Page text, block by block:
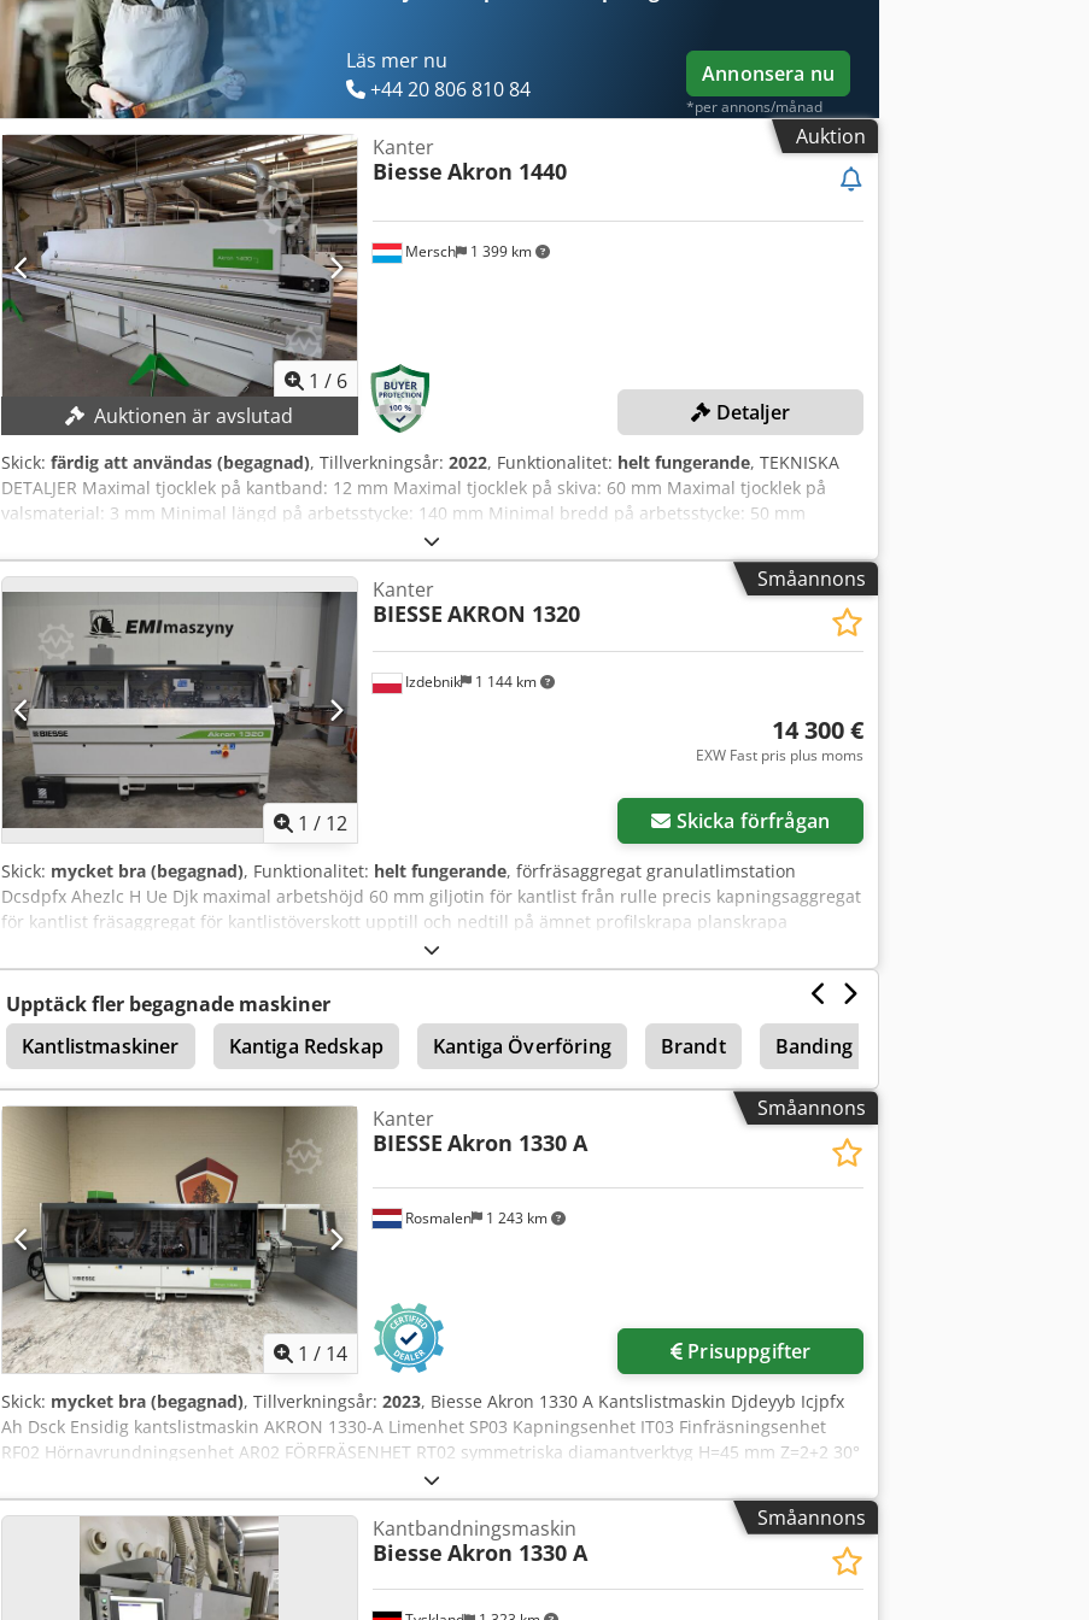
Läs mer nu
+44 20 806 810 84
Annonsera nu
*per annons/månad
Auktion
1 / 6
Auktionen är avslutad
Mersch 1 399 km
Kanter
Biesse Akron 1440
Detaljer
Skick: färdig att användas (begagnad), Tillverkningsår: 2022, Funktionalitet: helt fungerande, TEKNISKA
DETALJER Maximal tjocklek på kantband: 12 mm Maximal tjocklek på skiva: 60 mm Maximal tjocklek på
valsmaterial: 3 mm Minimal längd på arbetsstycke: 140 mm Minimal bredd på arbetsstycke: 50 mm
Matningshastighet: 12–18 m/min Matningshastighet: steglös Höjdjustering: motorstyrd Limningssystem:
granulat Limbehållare: ovanifrån Kapsågaggregat: 2 motorer Hörnkopieringsaggregat: 2 motorer
Kant-/radie-/fasningsstationer: 1 Utförande: vänstergående maskin MASKINDETALJER Styrsystem: BIESSE
SMART TOUCH 23" Total anslutningseffekt: 13 kW Dodjzktquspfx Ah Djck Mått och vikt Maskinlängd: 5 610
mm Vikt: ca 2 250 kg UTRUSTNING Övertryck med rem Snabbytbyteslimbehållare Lämplig för PUR-lim
Listmagasin Sprayanordning Fräsningsaggregat för sammanfogning Förvärmningszon Tryckzon: NC-styrd
Profilskärblad, planskärblad Avrundningsaggregat Nestingutrustning NC-axel(ar) Profilbyte: automatiskt
Konformitetsmärkning: CE-märkning, EAC-märkning
Småannons
1 / 12
Izdebnik 1 144 km
Kanter
BIESSE AKRON 1320
14 300 €
EXW Fast pris plus moms
Skicka förfrågan
Skick: mycket bra (begagnad), Funktionalitet: helt fungerande, förfräsaggregat granulatlimstation
Dcsdpfx Ahezlc H Ue Djk maximal arbetshöjd 60 mm giljotin för kantlist från rulle precis kapningsaggregat
för kantlist fräsaggregat för kantlistöverskott upptill och nedtill på ämnet profilskrapa planskrapa
poleringsenheter maskinlängd 420 cm tillverkningsår 2012 CE-märkning
Upptäck fler begagnade maskiner
Kantlistmaskiner
Kantiga Redskap Kantiga Överföring Brandt Banding Machine
Småannons
1 / 14
Rosmalen 1 243 km
Kanter
BIESSE Akron 1330 A
Prisuppgifter
Skick: mycket bra (begagnad), Tillverkningsår: 2023, Biesse Akron 1330 A Kantslistmaskin Djdeyyb Icjpfx
Ah Dsck Ensidig kantslistmaskin AKRON 1330-A Limenhet SP03 Kapningsenhet IT03 Finfräsningsenhet
RF02 Hörnavrundningsenhet AR02 FÖRFRÄSENHET RT02 symmetriska diamantverktyg H=45 mm Z=2+2 30°
ingår. KANTRAKARE RB02 Verktyg ingår ej. LIMSKRAPENHET RC02 BORSTENHET SZ02 EXTRASTÖD FÖR
SIDOPANEL KIT FÖR INSTALLATION AV PANELOMSVÄNGNINGSSYSTEM MANUELL INMATNINGSENHET FÖR
SMALA ÄMNEN KIT FÖR BEARBETNING AV PANELER MED “SHADOW LINE” PROFIL RAK LUFTBORD VID
MASKINENS INMATNING ANTIADHESIVENHET ADZ02 PAR DIAMANTBELAGDA FRÄSVERKTYG H=65 mm
Z=2+2 30°, ersätter standardverktyg. HYBRID LIMAPPLIKATOR FÖR GRANULAT EVA/PUR-LIM I STÄLLET FÖR
STANDARDLÖSNINGEN TM15 HYBRID FÖRSMÄLTARE FÖR EVA/PUR-LIM ADAPTIV INFRARÖD LAMPA AdIRL-
Småannons
Kantbandningsmaskin
Biesse Akron 1330 A